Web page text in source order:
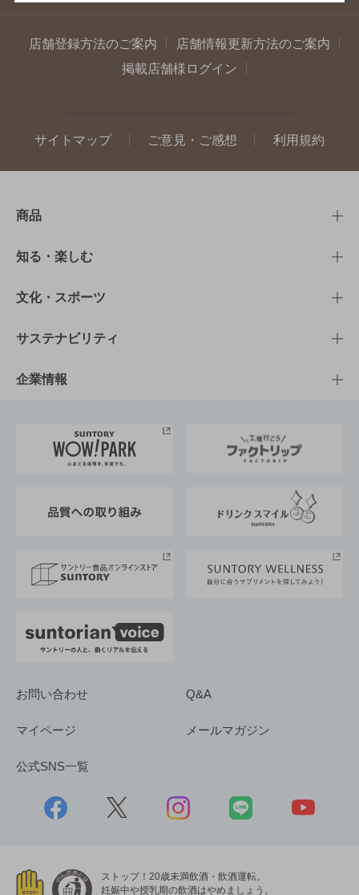
店舗登録方法のご案内
店舗情報更新方法のご案内
掲載店舗様ログイン
サイトマップ ご意見・ご感想 利用規約
商品
商品TOP
商品一覧
商品発売情報
栄養成分一覧
知る・楽しむ
知る・楽しむTOP
キャンペーン
工場見学
地域情報
文化・スポーツ
文化・スポーツTOP
サントリーホール
サントリーサンバーズ大阪
サステナビリティ
サステナビリティTOP
サントリーが考えるサステナビリティ経営
企業情報
企業概要
採用情報
お問い合わせ Q&A
マイページ メールマガジン
公式SNS一覧
ストップ！20歳未満飲酒・飲酒運転。
妊娠中や授乳期の飲酒はやめましょう。